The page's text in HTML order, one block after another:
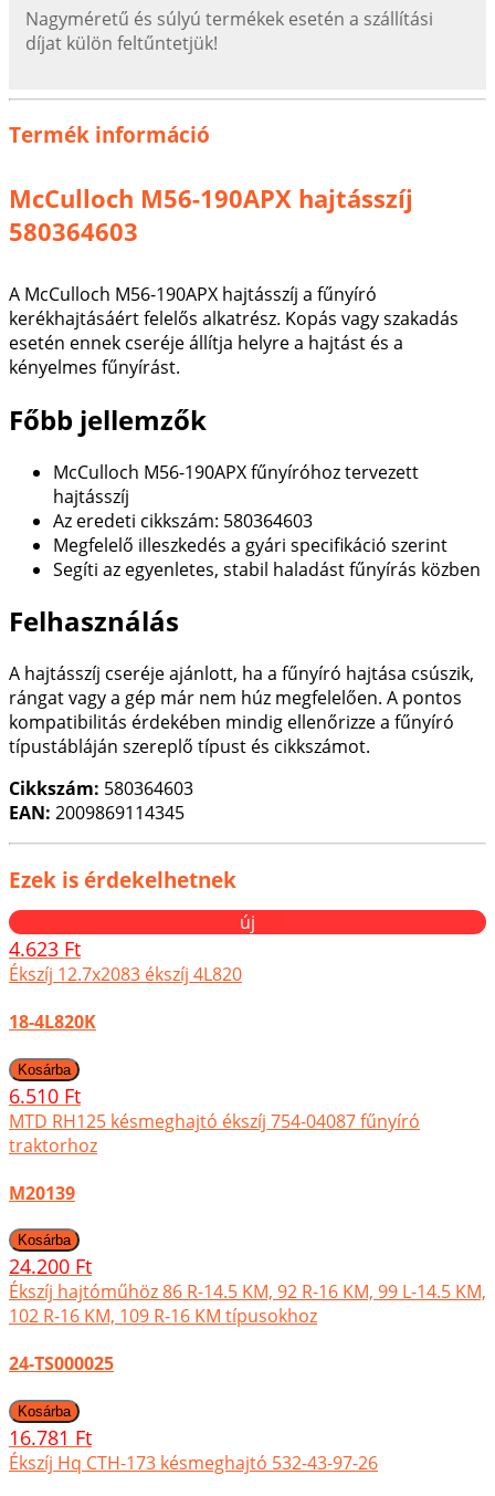
Nagyméretű és súlyú termékek esetén a szállítási
díjat külön feltűntetjük!
Termék információ
McCulloch M56-190APX hajtásszíj
580364603
A McCulloch M56-190APX hajtásszíj a fűnyíró
kerékhajtásáért felelős alkatrész. Kopás vagy szakadás
esetén ennek cseréje állítja helyre a hajtást és a
kényelmes fűnyírást.
Főbb jellemzők
McCulloch M56-190APX fűnyíróhoz tervezett
hajtásszíj
Az eredeti cikkszám: 580364603
Megfelelő illeszkedés a gyári specifikáció szerint
Segíti az egyenletes, stabil haladást fűnyírás közben
Felhasználás
A hajtásszíj cseréje ajánlott, ha a fűnyíró hajtása csúszik,
rángat vagy a gép már nem húz megfelelően. A pontos
kompatibilitás érdekében mindig ellenőrizze a fűnyíró
típustábláján szereplő típust és cikkszámot.
Cikkszám: 580364603
EAN: 2009869114345
Ezek is érdekelhetnek
új
4.623 Ft
Ékszíj 12.7x2083 ékszíj 4L820
18-4L820K
6.510 Ft
MTD RH125 késmeghajtó ékszíj 754-04087 fűnyíró
traktorhoz
M20139
24.200 Ft
Ékszíj hajtóműhöz 86 R-14.5 KM, 92 R-16 KM, 99 L-14.5 KM,
102 R-16 KM, 109 R-16 KM típusokhoz
24-TS000025
16.781 Ft
Ékszíj Hq CTH-173 késmeghajtó 532-43-97-26